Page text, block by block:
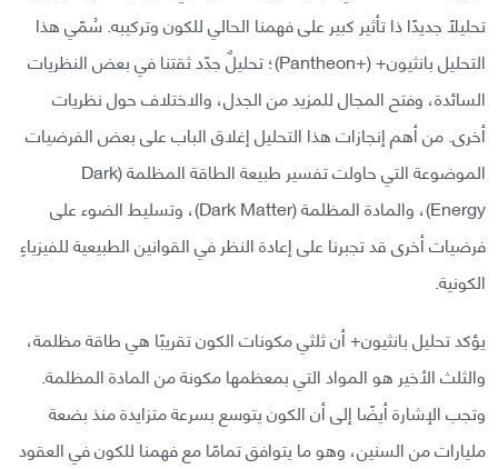
تحليلًا جديدًا ذا تأثير كبير على فهمنا الحالي للكون وتركيبه. سُمّي هذا
التحليل بانثيون+ (+Pantheon)؛ تحليلٌ جدّد ثقتنا في بعض النظريات
السائدة، وفتح المجال للمزيد من الجدل، والاختلاف حول نظريات
أخرى. من أهم إنجازات هذا التحليل إغلاق الباب على بعض الفرضيات
الموضوعة التي حاولت تفسير طبيعة الطاقة المظلمة (Dark
Energy)، والمادة المظلمة (Dark Matter)، وتسليط الضوء على
فرضيات أخرى قد تجبرنا على إعادة النظر في القوانين الطبيعية للفيزياءِ
الكونية.
يؤكد تحليل بانثيون+ أن ثلثي مكونات الكون تقريبًا هي طاقة مظلمة،
والثلث الأخير هو المواد التي بمعظمها مكونة من المادة المظلمة.
وتجب الإشارة أيضًا إلى أن الكون يتوسع بسرعة متزايدة منذ بضعة
مليارات من السنين، وهو ما يتوافق تمامًا مع فهمنا للكون في العقود